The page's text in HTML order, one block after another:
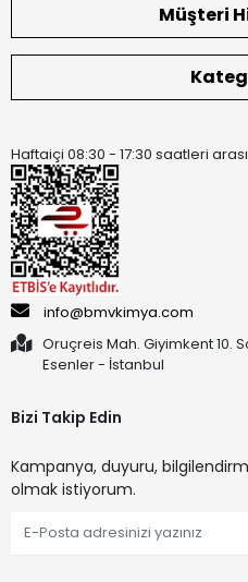
Müşteri
Haftaiçi 08:30 - 17:30 saatleri
info@bmvkimya.com
Oruçreis Mah. Giyimkent 10.
Esenler - İstanbul
Bizi Takip Edin
Kampanya, duyuru,
olmak istiyorum.